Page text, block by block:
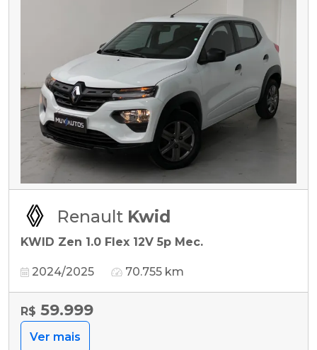
Renault Kwid
KWID Zen 1.0 Flex 12V 5p Mec.
2024/2025 70.755 km
R$ 59.999
Ver mais